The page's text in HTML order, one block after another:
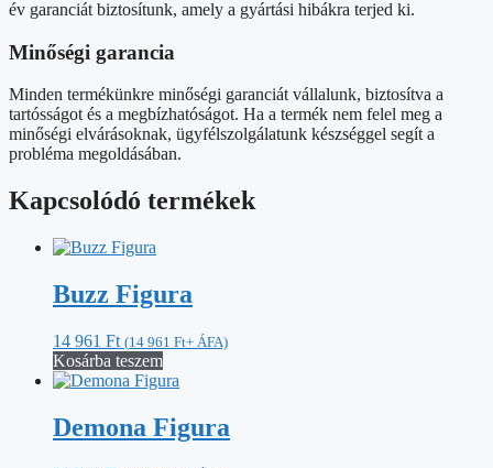
év garanciát biztosítunk, amely a gyártási hibákra terjed ki.
Minőségi garancia
Minden termékünkre minőségi garanciát vállalunk, biztosítva a
tartósságot és a megbízhatóságot. Ha a termék nem felel meg a
minőségi elvárásoknak, ügyfélszolgálatunk készséggel segít a
probléma megoldásában.
Kapcsolódó termékek
Buzz Figura
14 961 Ft (14 961 Ft+ ÁFA)
Kosárba teszem
Demona Figura